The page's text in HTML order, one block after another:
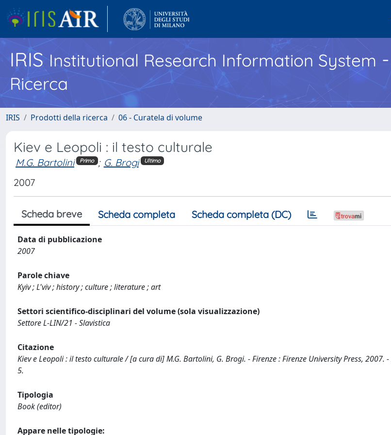
IRISInstitutional Research Information System
Ricerca
IRIS Prodotti della ricerca 06 - Curatela di volume
Kiev e Leopoli : il testo culturale
M.G. Bartolini Primo ; G. Brogi Ultimo
2007
Scheda breve Scheda completa Scheda completa (DC)
Data di pubblicazione
2007
Parole chiave
Kyiv ; L'viv ; history ; culture ; literature ; art
Settori scientifico-disciplinari del volume (sola visualizzazione)
Settore L-LIN/21 - Slavistica
Citazione
Kiev e Leopoli : il testo culturale / [a cura di] M.G. Bartolini, G. Brogi. - Firenze : Firenze University Press, 2007.
5.
Tipologia
Book (editor)
Appare nelle tipologie: